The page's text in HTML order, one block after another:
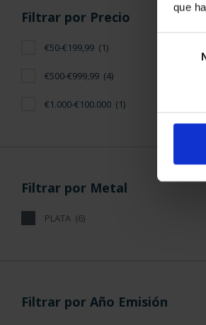
que
Filtrar por Precio
€50-€199,99 (1)
€500-€999,99 (4)
€1.000-€100.000 (1)
Filtrar por Metal
PLATA (6)
Filtrar por Año Emisión